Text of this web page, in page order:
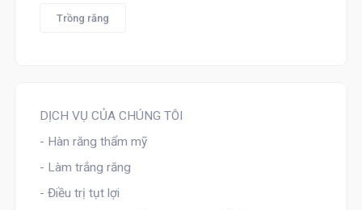
Trồng răng
DỊCH VỤ CỦA CHÚNG TÔI
- Hàn răng thẩm mỹ
- Làm trắng răng
- Điều trị tụt lợi